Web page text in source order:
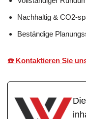
Nachhaltig & CO2-
Beständige
☎️ Kontaktieren Sie